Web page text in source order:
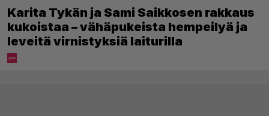
Karita Tykän ja Sami Saikkosen rakkaus
kukoistaa – vähäpukeista hempeilyä ja
leveitä virnistyksiä laiturilla